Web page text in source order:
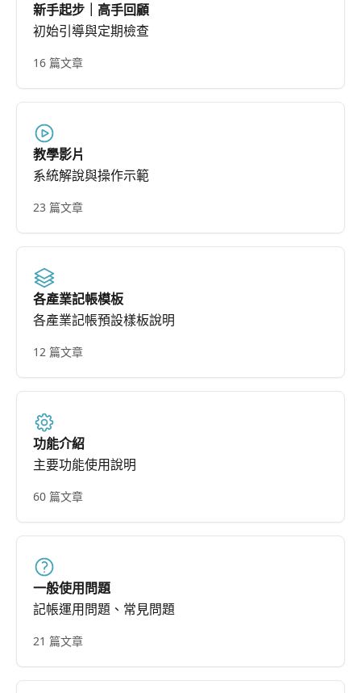
新手起步｜高手回顧
初始引導與定期檢查
16 篇文章
教學影片
系統解說與操作示範
23 篇文章
各產業記帳模板
各產業記帳預設樣板說明
12 篇文章
功能介紹
主要功能使用說明
60 篇文章
一般使用問題
記帳運用問題、常見問題
21 篇文章